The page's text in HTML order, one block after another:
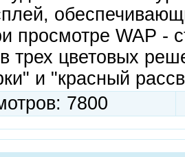
просмотре WAP -
трех цветовых
и "красный
7800